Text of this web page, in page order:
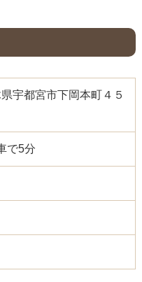
宇都宮市下岡本町４５
で5分